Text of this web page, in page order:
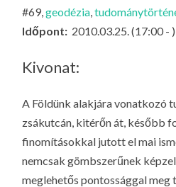
#69,geodézia,
Időpont: 2010.03.25. (17:00 - )
Kivonat:
A Földünk alakjára vonatkozó
zsákutcán, kitérőn át, később
finomításokkal jutott el mai
nemcsak gömbszerűnek
meglehetős pontossággal meg